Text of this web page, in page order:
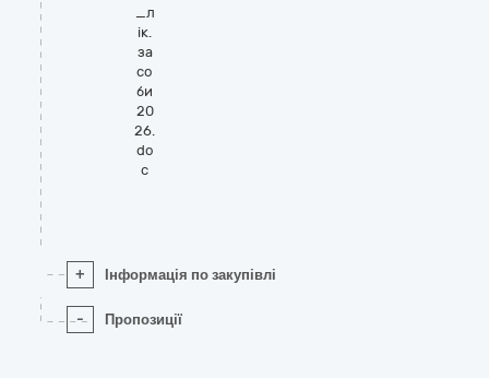
_л
ік.
за
со
би
20
26.
do
c
+ Інформація по закупівлі
- Пропозиції